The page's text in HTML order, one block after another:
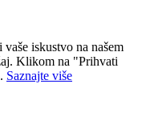
iskustvo na našem
Klikom na "Prihvati
Saznajte više